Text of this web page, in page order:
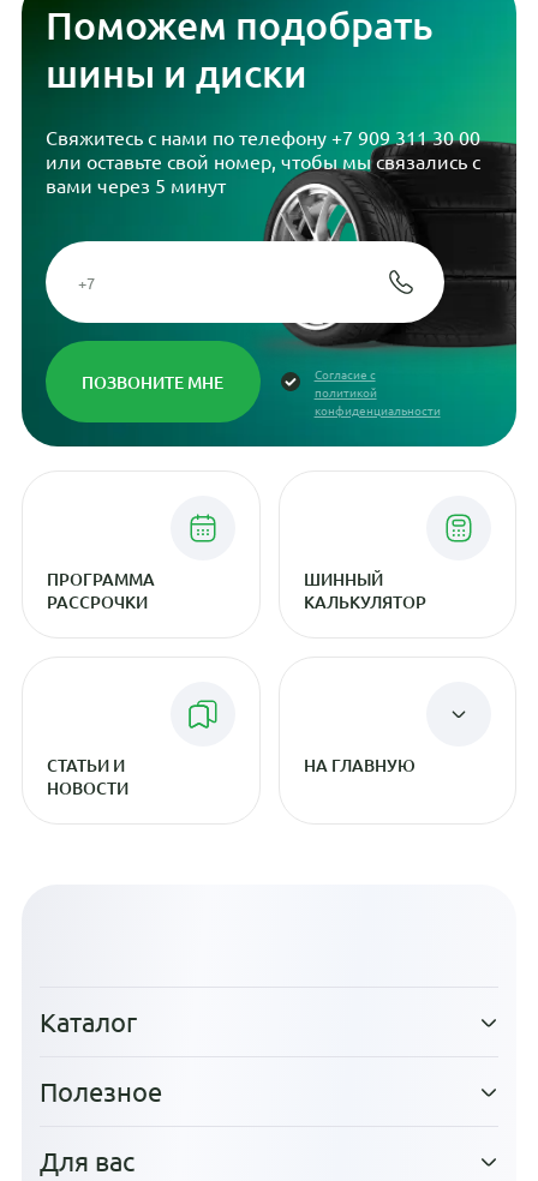
Поможем подобрать
шины и диски
Свяжитесь с нами по телефону +7 909 311 30 00
или оставьте свой номер, чтобы мы связались с
вами через 5 минут
Согласие с
политикой
конфиденциальности
ПРОГРАММА
РАССРОЧКИ
ШИННЫЙ
КАЛЬКУЛЯТОР
СТАТЬИ И
НОВОСТИ
НА ГЛАВНУЮ
Каталог
Полезное
Для вас